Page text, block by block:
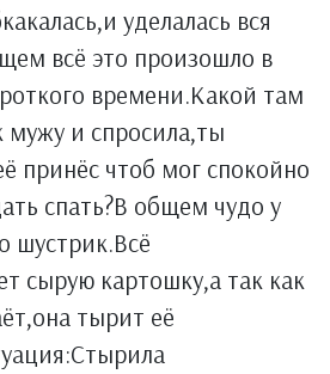
уделалась вся
всё это произошло в
времени.Какой там
мужу и спросила,ты
принёс чтоб мог спокойно
спать?В общем чудо у
шустрик.Всё
сырую картошку,а так как
тырит её